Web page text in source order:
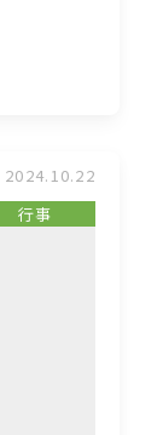
2024.10.22
行事